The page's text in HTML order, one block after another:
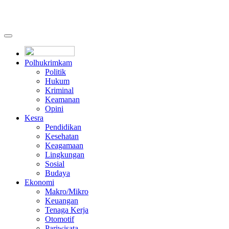
Polhukrimkam
Politik
Hukum
Kriminal
Keamanan
Opini
Kesra
Pendidikan
Kesehatan
Keagamaan
Lingkungan
Sosial
Budaya
Ekonomi
Makro/Mikro
Keuangan
Tenaga Kerja
Otomotif